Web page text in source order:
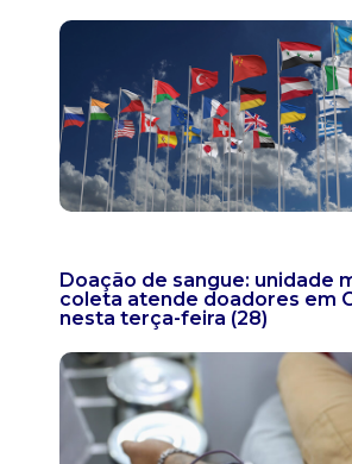
Doação de sangue: unidade
coleta atende doadores em
nesta terça-feira (28)